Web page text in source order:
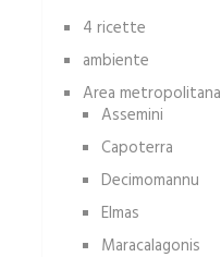
4 ricette
ambiente
Area metropolitana
Assemini
Capoterra
Decimomannu
Elmas
Maracalagonis